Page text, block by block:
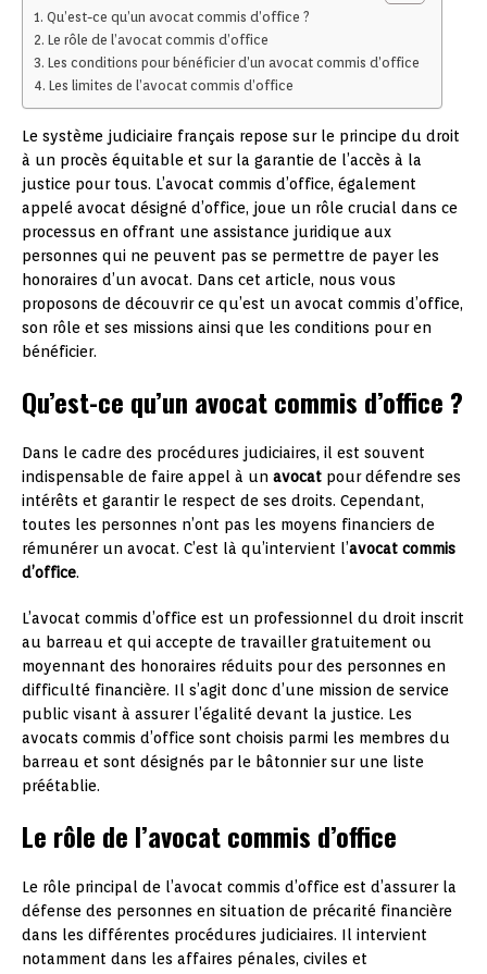
Qu’est-ce qu’un avocat commis d’office ?
Le rôle de l’avocat commis d’office
Les conditions pour bénéficier d’un avocat commis d’office
Les limites de l’avocat commis d’office
Le système judiciaire français repose sur le principe du droit
à un procès équitable et sur la garantie de l’accès à la
justice pour tous. L’avocat commis d’office, également
appelé avocat désigné d’office, joue un rôle crucial dans ce
processus en offrant une assistance juridique aux
personnes qui ne peuvent pas se permettre de payer les
honoraires d’un avocat. Dans cet article, nous vous
proposons de découvrir ce qu’est un avocat commis d’office,
son rôle et ses missions ainsi que les conditions pour en
bénéficier.
Qu’est-ce qu’un avocat commis d’office ?
Dans le cadre des procédures judiciaires, il est souvent
indispensable de faire appel à un avocat pour défendre ses
intérêts et garantir le respect de ses droits. Cependant,
toutes les personnes n’ont pas les moyens financiers de
rémunérer un avocat. C’est là qu’intervient l’avocat commis
d’office.
L’avocat commis d’office est un professionnel du droit inscrit
au barreau et qui accepte de travailler gratuitement ou
moyennant des honoraires réduits pour des personnes en
difficulté financière. Il s’agit donc d’une mission de service
public visant à assurer l’égalité devant la justice. Les
avocats commis d’office sont choisis parmi les membres du
barreau et sont désignés par le bâtonnier sur une liste
préétablie.
Le rôle de l’avocat commis d’office
Le rôle principal de l’avocat commis d’office est d’assurer la
défense des personnes en situation de précarité financière
dans les différentes procédures judiciaires. Il intervient
notamment dans les affaires pénales, civiles et